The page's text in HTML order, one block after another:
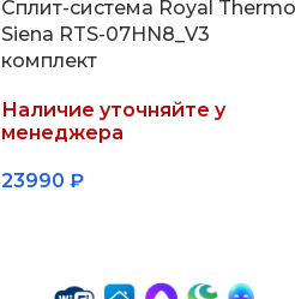
Сплит-система Royal Thermo
Siena RTS-07HN8_V3
комплект
Наличие уточняйте у
менеджера
23990 ₽